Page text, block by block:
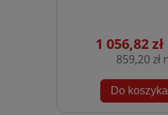
1 056,82 zł
859,20 zł
Do koszyka